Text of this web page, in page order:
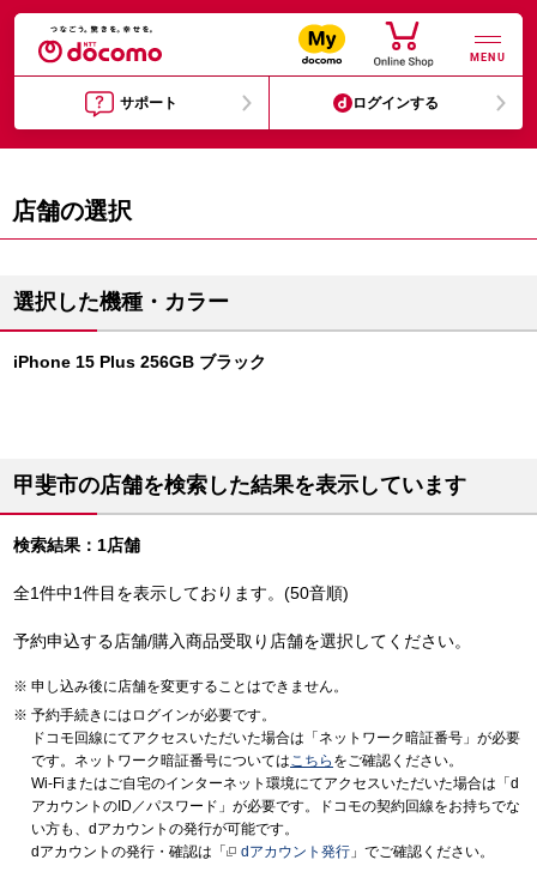
MENU
サポート ログインする
店舗の選択
選択した機種・カラー
iPhone 15 Plus 256GB ブラック
甲斐市の店舗を検索した結果を表示しています
検索結果：1店舗
全1件中1件目を表示しております。(50音順)
予約申込する店舗/購入商品受取り店舗を選択してください。
申し込み後に店舗を変更することはできません。
予約手続きにはログインが必要です。
ドコモ回線にてアクセスいただいた場合は「ネットワーク暗証番号」が必要
です。ネットワーク暗証番号についてはこちら をご確認ください。
Wi-Fiまたはご自宅のインターネット環境にてアクセスいただいた場合は「d
アカウントのID／パスワード」が必要です。ドコモの契約回線をお持ちでな
い方も、dアカウントの発行が可能です。
dアカウントの発行・確認は「
dアカウント発行 」でご確認ください。